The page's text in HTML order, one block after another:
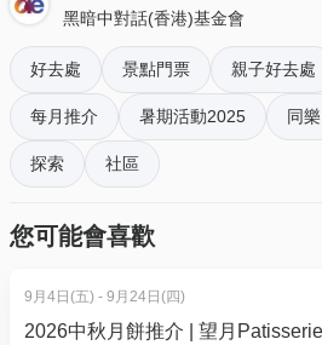
2位 9折 $468 (原價: $520)
想體驗一個更高私隱度嘅出雙入
一個只有你同另一半嘅黑暗之旅
杖，喺黑暗之中互相扶持，體驗
賞員每團只會帶領一對情侶，旅
一齊體驗，唔使再怕畀人聽到你
*透過01空間預約，無須另外兌換
***********************
黑暗中對話(香港)基金會
好去處 景點門票 親子好去處
每月推介 暑期活動2025 同樂
探索 社區
您可能會喜歡
9月4日(五) - 9月24日(四)
2026中秋月餅推介 | 望月